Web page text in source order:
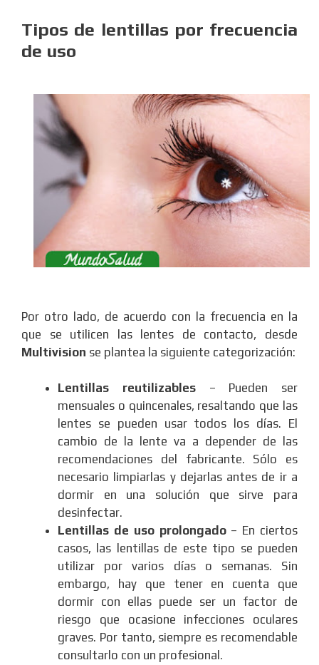
Tipos de lentillas por frecuencia
de uso
Por otro lado, de acuerdo con la frecuencia en la
que se utilicen las lentes de contacto, desde
Multivision se plantea la siguiente categorización:
Lentillas reutilizables– Pueden ser
mensuales o quincenales, resaltando que las
lentes se pueden usar todos los días. El
cambio de la lente va a depender de las
recomendaciones del fabricante. Sólo es
necesario limpiarlas y dejarlas antes de ir a
dormir en una solución que sirve para
desinfectar.
Lentillas de uso prolongado – En ciertos
casos, las lentillas de este tipo se pueden
utilizar por varios días o semanas. Sin
embargo, hay que tener en cuenta que
dormir con ellas puede ser un factor de
riesgo que ocasione infecciones oculares
graves. Por tanto, siempre es recomendable
consultarlo con un profesional.